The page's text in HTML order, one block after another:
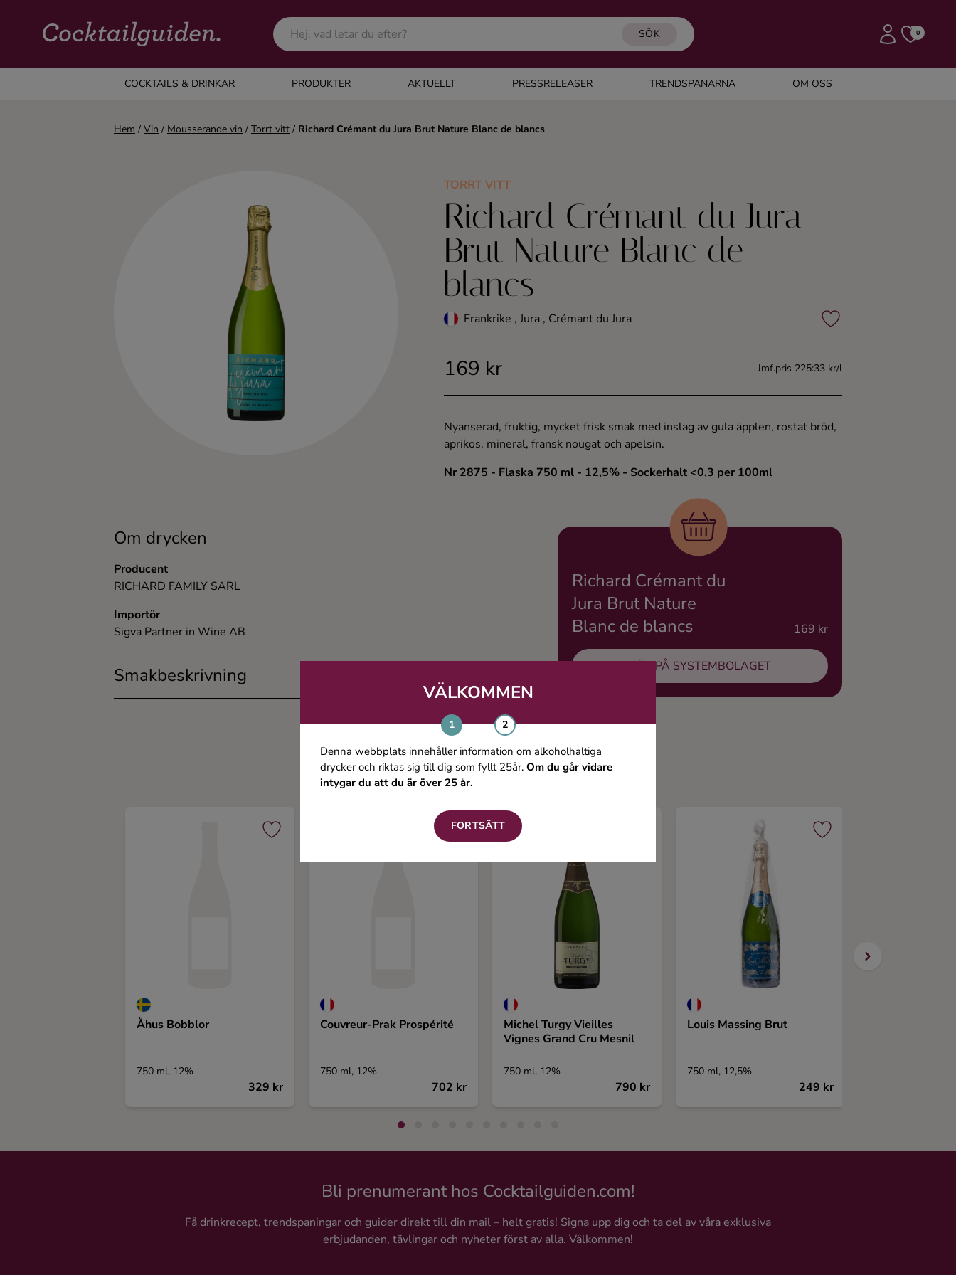
SÖK 0
COCKTAILS & DRINKAR PRODUKTER AKTUELLT PRESSRELEASER TRENDSPANARNA OM OSS
COCKTAILS & DRINKAR
Alla cocktails & drinkar
VÄLKOMMEN
Denna webbplats innehåller information om alkoholhaltiga
drycker och riktas sig till dig som fyllt 25år. Om du går vidare
intygar du att du är över 25 år.
FORTSÄTT
Hem / Vin / Mousserande vin / Torrt vitt / Richard Crémant du Jura Brut Nature Blanc de blancs
TORRT VITT
Richard Crémant du Jura
Brut Nature Blanc de
blancs
Frankrike , Jura , Crémant du Jura
169 kr Jmf.pris 225:33 kr/l
Nyanserad, fruktig, mycket frisk smak med inslag av gula äpplen, rostat bröd,
aprikos, mineral, fransk nougat och apelsin.
Nr 2875 - Flaska 750 ml - 12,5% - Sockerhalt <0,3 per 100ml
Om drycken
Producent
RICHARD FAMILY SARL
Importör
Sigva Partner in Wine AB
Smakbeskrivning
Richard Crémant du
Jura Brut Nature
Blanc de blancs
169 kr
KÖP PÅ SYSTEMBOLAGET
Du kanske även gillar
Åhus Bobblor
750 ml, 12%
329 kr
Couvreur-Prak Prospérité
750 ml, 12%
702 kr
Michel Turgy Vieilles
Vignes Grand Cru Mesnil
750 ml, 12%
790 kr
Louis Massing Brut
750 ml, 12,5%
249 kr
Bli prenumerant hos Cocktailguiden.com!
Få drinkrecept, trendspaningar och guider direkt till din mail – helt gratis! Signa upp dig och ta del av våra exklusiva
erbjudanden, tävlingar och nyheter först av alla. Välkommen!